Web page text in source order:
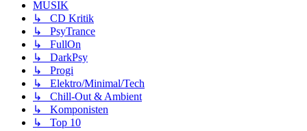
MUSIK
↳ CD Kritik
↳ PsyTrance
↳ FullOn
↳ DarkPsy
↳ Progi
↳ Elektro/Minimal/Tech
↳ Chill-Out & Ambient
↳ Komponisten
↳ Top 10